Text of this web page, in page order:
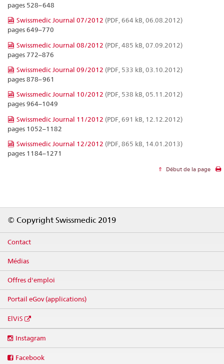
pages 528–648
Swissmedic Journal 07/2012 (PDF, 664 kB, 06.08.2012)
pages 649–770
Swissmedic Journal 08/2012 (PDF, 485 kB, 07.09.2012)
pages 772–876
Swissmedic Journal 09/2012 (PDF, 533 kB, 03.10.2012)
pages 878–961
Swissmedic Journal 10/2012 (PDF, 538 kB, 05.11.2012)
pages 964–1049
Swissmedic Journal 11/2012 (PDF, 691 kB, 12.12.2012)
pages 1052–1182
Swissmedic Journal 12/2012 (PDF, 865 kB, 14.01.2013)
pages 1184–1271
Début de la page
© Copyright Swissmedic 2019
Contact
Médias
Offres d'emploi
Portail eGov (applications)
ElViS
media
Instagram
Facebook